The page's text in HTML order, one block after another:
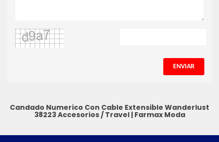
ENVIAR
Candado Numerico Con Cable Extensible Wanderlust
38223Accesorios / Travel| Farmax Moda